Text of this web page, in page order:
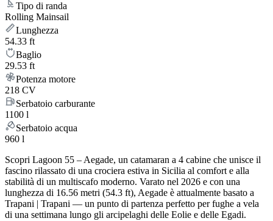
Tipo di randa
Rolling Mainsail
Lunghezza
54.33 ft
Baglio
29.53 ft
Potenza motore
218 CV
Serbatoio carburante
1100 l
Serbatoio acqua
960 l
Scopri Lagoon 55 – Aegade, un catamaran a 4 cabine che unisce il
fascino rilassato di una crociera estiva in Sicilia al comfort e alla
stabilità di un multiscafo moderno. Varato nel 2026 e con una
lunghezza di 16.56 metri (54.3 ft), Aegade è attualmente basato a
Trapani | Trapani — un punto di partenza perfetto per fughe a vela
di una settimana lungo gli arcipelaghi delle Eolie e delle Egadi.